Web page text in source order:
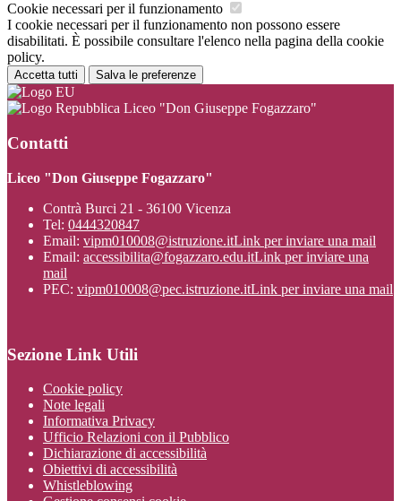
Cookie necessari per il funzionamento
I cookie necessari per il funzionamento non possono essere
disabilitati. È possibile consultare l'elenco nella pagina della cookie
policy.
Accetta tutti Salva le preferenze
Liceo "Don Giuseppe Fogazzaro"
Contatti
Liceo "Don Giuseppe Fogazzaro"
Contrà Burci 21 - 36100 Vicenza
Tel: 0444320847
Email: vipm010008@istruzione.itLink per inviare una mail
Email: accessibilita@fogazzaro.edu.itLink per inviare una
mail
PEC: vipm010008@pec.istruzione.itLink per inviare una mail
Sezione Link Utili
Cookie policy
Note legali
Informativa Privacy
Ufficio Relazioni con il Pubblico
Dichiarazione di accessibilità
Obiettivi di accessibilità
Whistleblowing